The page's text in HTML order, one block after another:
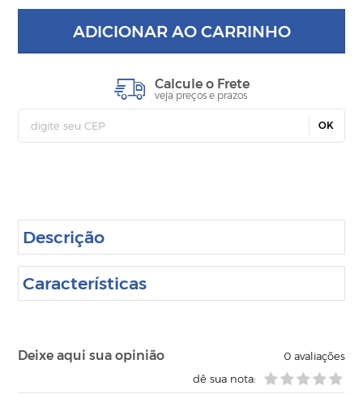
ADICIONAR AO CARRINHO
Calcule o Frete
veja preços e prazos
OK
Descrição
Características
Deixe aqui sua opinião 0avaliações
dê sua nota: